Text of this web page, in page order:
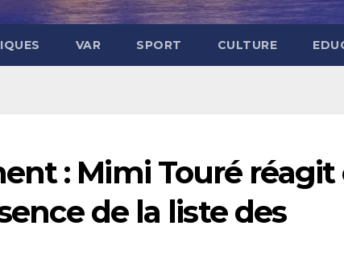
VAR SPORT CULTURE
: Mimi Touré réagit
de la liste des